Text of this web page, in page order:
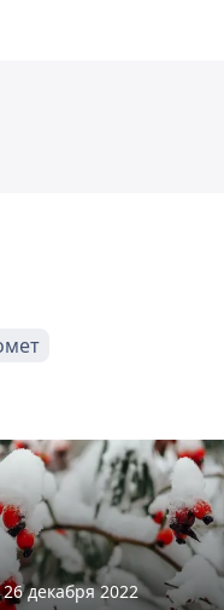
декабря 2022